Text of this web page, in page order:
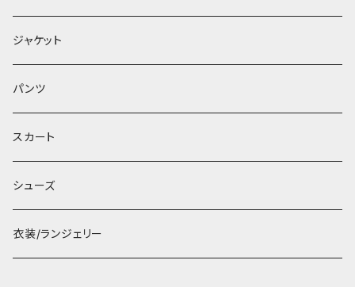
ジャケット
パンツ
スカート
シューズ
衣装/ランジェリー